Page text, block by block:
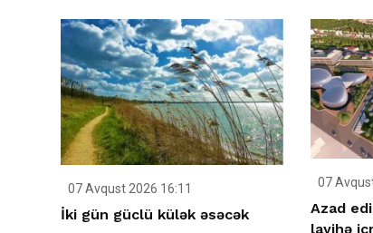
07 Avqust 2026 16:11
İki gün güclü külək əsəcək
07
Azad
layihə